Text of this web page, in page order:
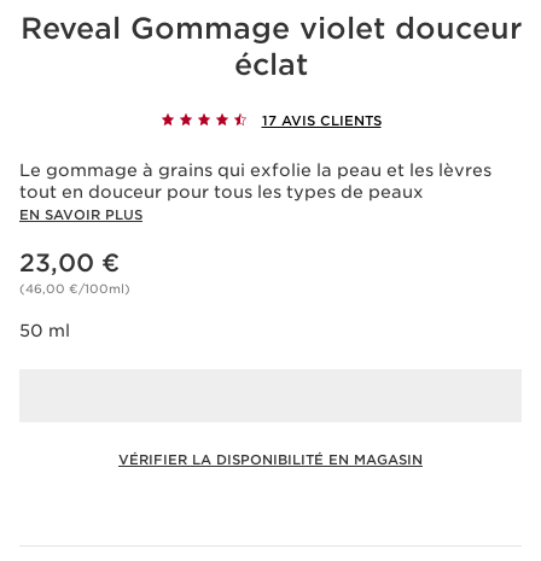
Reveal Gommage violet douceur
éclat
17 AVIS CLIENTS
Le gommage à grains qui exfolie la peau et les lèvres
tout en douceur pour tous les types de peaux
EN SAVOIR PLUS
Nouveau prix 23,00 €
23,00 €
(46,00 €/100ml)
50 ml
VÉRIFIER LA DISPONIBILITÉ EN MAGASIN